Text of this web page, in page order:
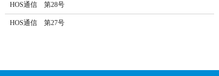
HOS通信 第28号
HOS通信 第27号